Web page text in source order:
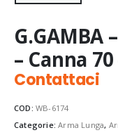
G.GAMBA
– Canna
Contattaci
COD: WB-6174
Categorie:Arma Lunga,